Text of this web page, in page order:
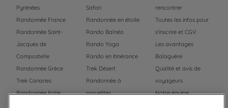
Pyrénées
Randonnée France
Randonnée Saint-
Jacques de
Compostelle
Randonnée Grèce
Trek Canaries
Randonnée Italie
Safari
Randonnée en étoile
Rando Balnéo
Rando Yoga
Rando en itinérance
Trek Désert
Randonnée à
raquettes
rencontrer
Toutes les infos pour
s'inscrire et CGV
Les avantages
Balaguère
Qualité et avis de
voyageurs
Notre équipe